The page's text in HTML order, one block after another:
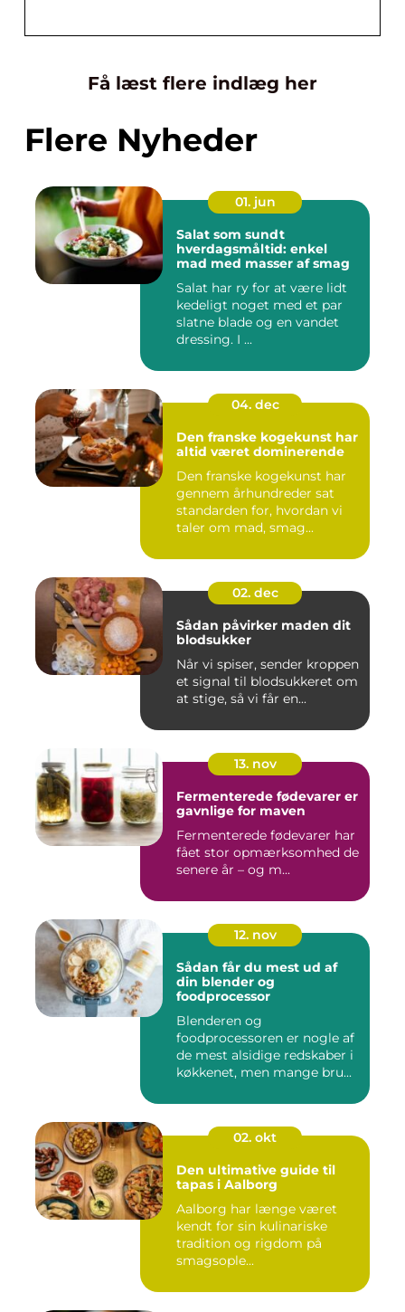
Få læst flere indlæg her
Flere Nyheder
01. jun
Salat som sundt
hverdagsmåltid: enkel
mad med masser af smag
Salat har ry for at være lidt
kedeligt noget med et par
slatne blade og en vandet
dressing. I ...
04. dec
Den franske kogekunst har
altid været dominerende
Den franske kogekunst har
gennem århundreder sat
standarden for, hvordan vi
taler om mad, smag...
02. dec
Sådan påvirker maden dit
blodsukker
Når vi spiser, sender kroppen
et signal til blodsukkeret om
at stige, så vi får en...
13. nov
Fermenterede fødevarer er
gavnlige for maven
Fermenterede fødevarer har
fået stor opmærksomhed de
senere år – og m...
12. nov
Sådan får du mest ud af
din blender og
foodprocessor
Blenderen og
foodprocessoren er nogle af
de mest alsidige redskaber i
køkkenet, men mange bru...
02. okt
Den ultimative guide til
tapas i Aalborg
Aalborg har længe været
kendt for sin kulinariske
tradition og rigdom på
smagsople...